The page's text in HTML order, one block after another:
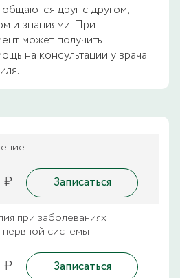
друг с другом,
и знаниями. При
может получить
на консультации у врача
₽ Записаться
при заболеваниях
системы
₽ Записаться